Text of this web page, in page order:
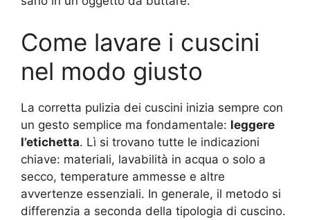
Come lavare i cuscini
nel modo giusto
La corretta pulizia dei cuscini inizia sempre con
un gesto semplice ma fondamentale: leggere
l’etichetta. Lì si trovano tutte le indicazioni
chiave: materiali, lavabilità in acqua o solo a
secco, temperature ammesse e altre
avvertenze essenziali. In generale, il metodo si
differenzia a seconda della tipologia di cuscino.